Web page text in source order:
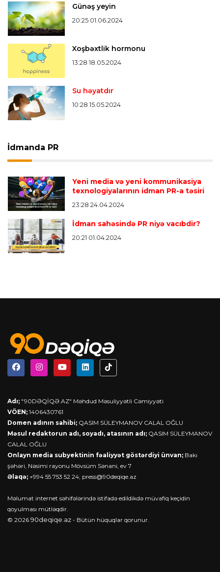
Günəş yeyin
20:25 01.06.2024
Xoşbəxtlik hormonu
13:28 18.05.2024
Su həyatdır
10:28 15.05.2024
İdmanda PR
Yeni media və yeni kommunikasiya
texnologiyalarının idman PR-a təsiri
23:28 24.04.2024
İdman sahəsində PR niyə vacıbdir?
20:21 01.04.2024
Adı; "90DƏQİQƏ.AZ" Məhdud Məsuliyyətli Cəmiyyəti
VÖEN; 1406430761
Domen adının sahibi; QASIM SÜLEYMANOV CALAL OĞLU
Məsul redaktorun adı, soyadı, atasının adı; QASIM SÜLEYMANOV
CALAL OĞLU
Onlayn media subyektinin fəaliyyət göstərdiyi ünvan; Bakı
şəhəri, Nəsimi rayonu Mövsüm Sənani, ev 7
Əlaqə; +994 55 753 52 24; press@90deqiqe.az
Məlumat internet səhifələrində istifadə edildikdə müvafiq keçidin
qoyulması mütləqdir.
© 2026 90deqiqe.az - Bütün hüquqlar qorunur.